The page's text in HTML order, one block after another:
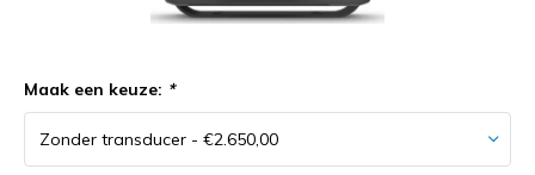
Maak een keuze: *